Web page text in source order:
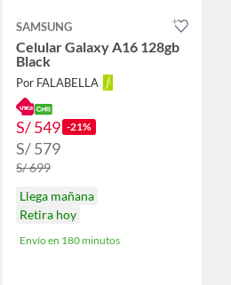
SAMSUNG
Celular Galaxy A16 128gb
Black
Por FALABELLA
S/ 549 -21%
S/ 579
S/ 699
Llega mañana
Retira hoy
Envío en 180 minutos